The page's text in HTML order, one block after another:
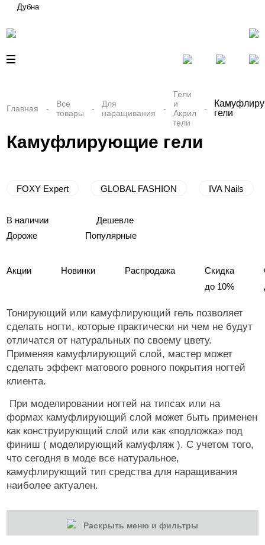
Дубна
Главная
Все
товары
Для
наращивания
Гели
и
Акрил
гели
гели
Камуфлирующие гели
FOXY Expert GLOBAL FASHION IVA Nails
В наличии
Дешевле
Дороже
Популярные
Акции Новинки Распродажа
Скидка
до 10%
Тонирующий или камуфлирующий гель позволяет
сделать ногти, которые практически ни чем не будут
отличатся от натуральных по своему цвету.
Применяя камуфлирующий слой, мастер может
сделать эффект матового ровного покрытия ногтей
клиента.
При моделировании ногтей на типсах или на
формах камуфлирующий слой может быть применен
как конструирующий слой или как «подложка» под
финиш ( моделирующий камуфляж ). С учетом того,
что сегодня в моде все натуральное,
камуфлирующий тип средства для наращивания
наиболее актуален.
Раскрыть меню и фильтры